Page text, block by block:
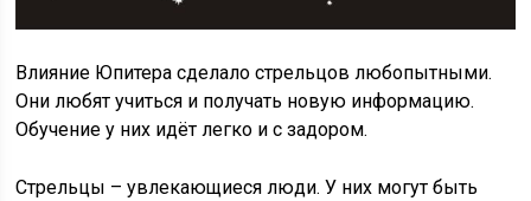
Влияние Юпитера сделало стрельцов любопытными.
Они любят учиться и получать новую информацию.
Обучение у них идёт легко и с задором.
Стрельцы – увлекающиеся люди. У них могут быть